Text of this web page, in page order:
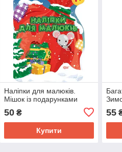
Наліпки для малюків.
Мішок із подарунками
50₴
Купити
55